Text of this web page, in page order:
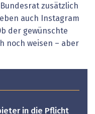
zusätzlich
auch Instagram
der gewünschte
noch weisen – aber
in die Pflicht